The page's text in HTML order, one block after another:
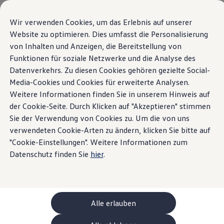
Wir verwenden Cookies, um das Erlebnis auf unserer
Website zu optimieren. Dies umfasst die Personalisierung
von Inhalten und Anzeigen, die Bereitstellung von
Funktionen für soziale Netzwerke und die Analyse des
Datenverkehrs. Zu diesen Cookies gehören gezielte Social-
Media-Cookies und Cookies für erweiterte Analysen.
Weitere Informationen finden Sie in unserem Hinweis auf
der Cookie-Seite. Durch Klicken auf "Akzeptieren" stimmen
Sie der Verwendung von Cookies zu. Um die von uns
verwendeten Cookie-Arten zu ändern, klicken Sie bitte auf
"Cookie-Einstellungen". Weitere Informationen zum
Datenschutz finden Sie hier.
Alle erlauben
Zum
Hauptinhalt
springen
Zum
Footer
springen
Der neue ID. Polo
Highlights Details & Ausstattung
Ihre Konfiguration
Sondermodelle UNITED
Beratung und Kauf
Aktuelle Angebote
Geschäftskunden und Flotten
Sofort verfügbare Fahrzeuge
Occasionen
Finanzierung
Leasing-Rechner
Elektromobilität
Kosten und Finanzierung
Laden und Reichweite
Zuhause Laden
Unterwegs Laden
Bidirektionales Laden
Erneuerbare Energielösung: Helion
ChargeOn
Technologie und Batterie
Wie das Batteriesystem der ID. Modelle
Home Modelle und Konfigurator Neue ID. Polo
Das steckt im ID. Polo